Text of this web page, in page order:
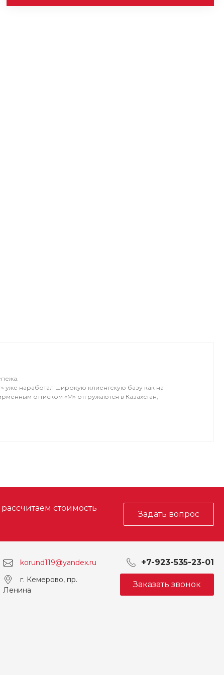
уже наработал широкую клиентскую базу как на
оттиском «М» отгружаются в Казахстан,
стоимость
Задать вопрос
korund119@yandex.ru +7-923-535-23-01
г. Кемерово, пр.
Ленина
Заказать звонок